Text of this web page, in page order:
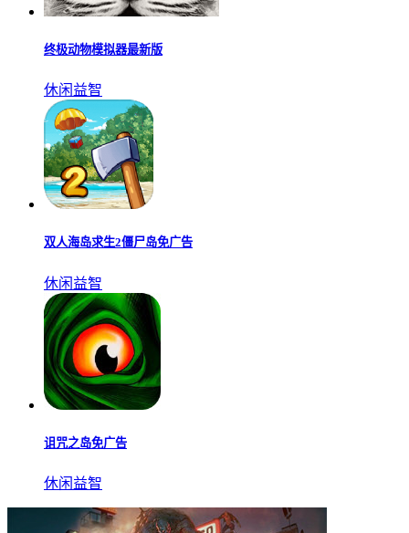
归家异途2中文版
角色扮演
休闲益智
休闲益智